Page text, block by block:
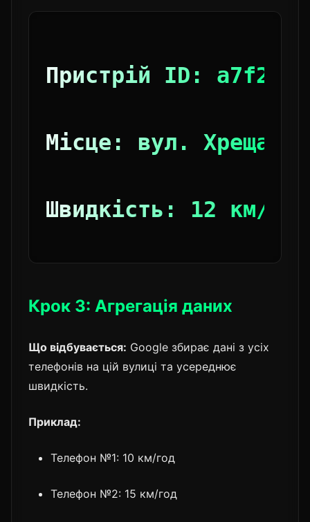
Пристрій ID:
Місце: вул. Хрещатик
Швидкість: 12 км/год
Крок 3: Агрегація даних
Що відбувається: Google збирає дані з усіх
телефонів на цій вулиці та усереднює
швидкість.
Приклад:
Телефон №1: 10 км/год
Телефон №2: 15 км/год